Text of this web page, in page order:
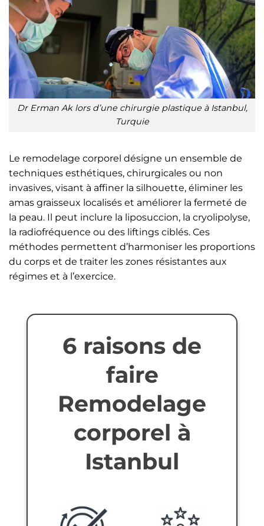
Dr Erman Ak lors d’une chirurgie plastique à Istanbul,
Turquie
Le remodelage corporel désigne un ensemble de
techniques esthétiques, chirurgicales ou non
invasives, visant à affiner la silhouette, éliminer les
amas graisseux localisés et améliorer la fermeté de
la peau. Il peut inclure la liposuccion, la cryolipolyse,
la radiofréquence ou des liftings ciblés. Ces
méthodes permettent d’harmoniser les proportions
du corps et de traiter les zones résistantes aux
régimes et à l’exercice.
6 raisons de
faire
Remodelage
corporel à
Istanbul